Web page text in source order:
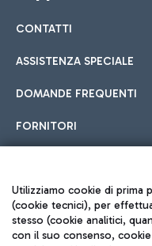
Cucina Internazionale
Hotel in aeroporto
Scegli l'alloggio più
all'aeroporto.
Car sharing
Con il Car Sharing è
Treno
CONTATTI
ASSISTENZA SPECIALE
DOMANDE FREQUENTI
FORNITORI
Seguici sui social
Utilizziamo cookie di prima
(cookie tecnici), per
stesso (cookie analitici,
con il suo consenso,